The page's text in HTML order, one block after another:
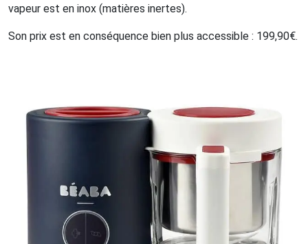
vapeur est en inox (matières inertes).
Son prix est en conséquence bien plus accessible : 199,90€.